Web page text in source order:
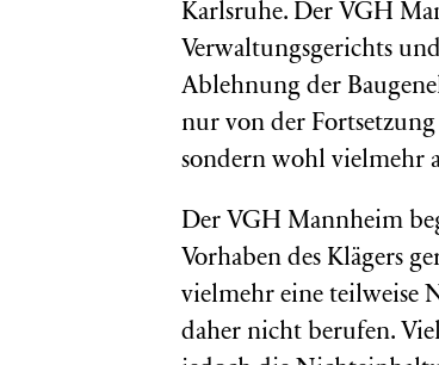
Karlsruhe. Der VGH
Verwaltungsgerichts
Ablehnung der
nur von der
sondern wohl vielmehr
Der VGH Mannheim
Vorhaben des Klägers
vielmehr eine teilweise
daher nicht berufen.